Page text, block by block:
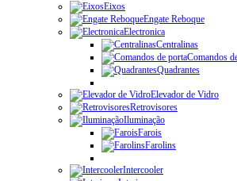
Eixos
Engate Reboque
Electronica
Centralinas
Comandos
Quadrantes
Elevador de Vidro
Retrovisores
Iluminação
Farois
Farolins
Intercooler